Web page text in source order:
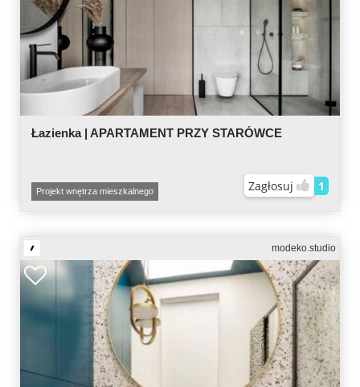
Łazienka | APARTAMENT PRZY STARÓWCE
Projekt wnętrza mieszkalnego Zagłosuj 1
modeko.studio